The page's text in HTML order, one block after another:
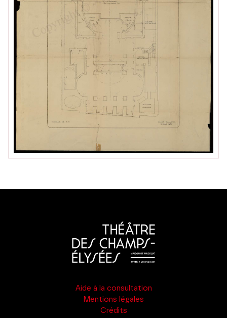
Aide à la consultation
Mentions légales
Crédits